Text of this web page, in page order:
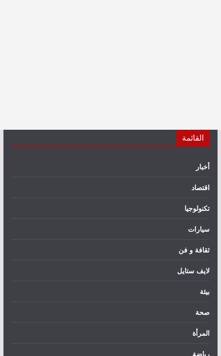
القائمة
أخبار
اقتصاد
تكنولوجيا
سيارات
ثقافة و فن
لايف ستايل
بيئة
صحة
المرأة
رياضة